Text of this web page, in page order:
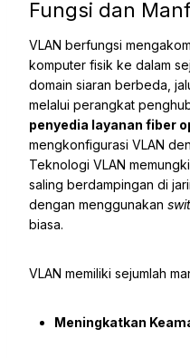
Fungsi dan
VLAN berfungsi
komputer fisik ke dalam
domain siaran berbeda,
melalui perangkat
penyedia layanan fiber
mengkonfigurasi VLAN
Teknologi VLAN
saling berdampingan di
dengan menggunakan
biasa.
VLAN memiliki sejumlah
Meningkatkan